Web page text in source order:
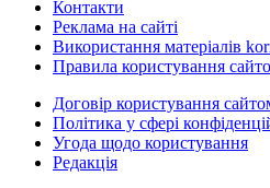
Контакти
Реклама на сайті
Використання матеріалів
Правила користування
Договір користування
Політика у сфері
Угода щодо користування
Редакція